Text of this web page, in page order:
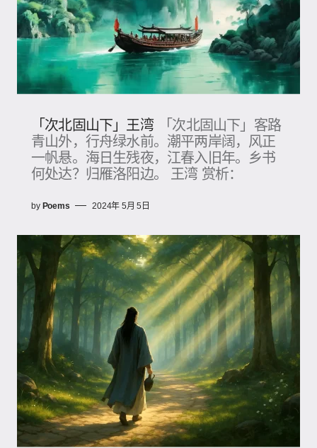
「次北固山下」王湾
「次北固山下」客路
青山外，行舟绿水前。潮平两岸阔，风正
一帆悬。海日生残夜，江春入旧年。乡书
何处达？归雁洛阳边。 王湾 赏析：
by Poems 2024年 5月 5日